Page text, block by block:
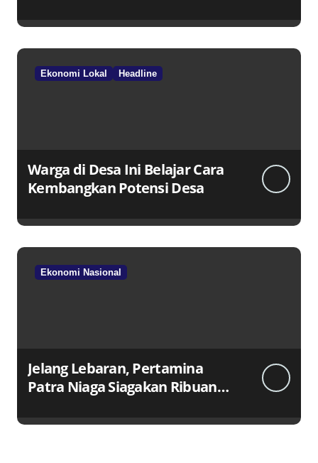
Melalui TPID
Ekonomi Lokal Headline
Warga di Desa Ini Belajar Cara
Kembangkan Potensi Desa
Ekonomi Nasional
Jelang Lebaran, Pertamina
Patra Niaga Siagakan Ribuan